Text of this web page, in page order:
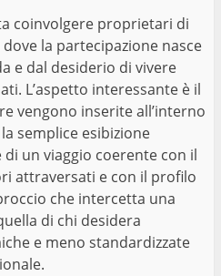
coinvolgere proprietari di
la partecipazione nasce
e dal desiderio di vivere
L’aspetto interessante è il
vengono inserite all’interno
semplice esibizione
di un viaggio coerente con il
attraversati e con il profilo
che intercetta una
di chi desidera
e meno standardizzate